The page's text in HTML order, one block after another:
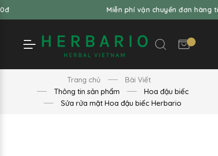
Miễn phí vận chuyển đơn hàng từ
Trang chủ
Bài Viết
Thông tin sản phẩm
Hoa đậu biếc
Sửa rửa mặt Hoa đậu biếc Herbario